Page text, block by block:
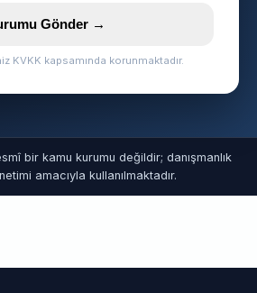
Gönder →
KVKK kapsamında korunmaktadır.
bir kamu kurumu değildir; danışmanlık
amacıyla kullanılmaktadır.